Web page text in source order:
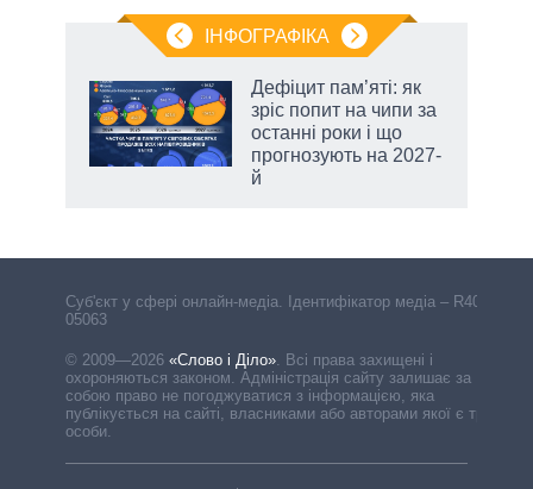
ІНФОГРАФІКА
Дефіцит пам’яті: як
зріс попит на чипи за
останні роки і що
прогнозують на 2027-
й
Cуб'єкт у сфері онлайн-медіа. Ідентифікатор медіа – R40-
05063
© 2009—2026 «Слово і Діло». Всі права захищені і
охороняються законом. Адміністрація сайту залишає за
собою право не погоджуватися з інформацією, яка
публікується на сайті, власниками або авторами якої є треті
особи.